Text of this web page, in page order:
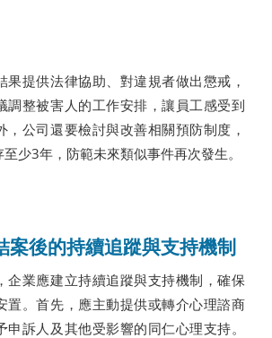
果提供法律協助、對違規者做出懲戒，
調整被害人的工作安排，讓員工感受到
，公司還要檢討與改善相關預防制度，
少3年，防範未來類似事件再次發生。
案後的持續追蹤與支持機制
企業應建立持續追蹤與支持機制，確保
置。首先，應主動提供或轉介心理諮商
訴人及其他受影響的同仁心理支持。